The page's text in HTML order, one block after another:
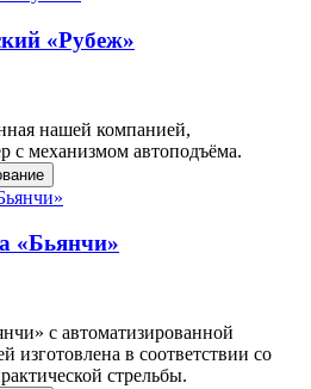
«Рубеж»
нашей компанией,
с механизмом автоподъёма.
«Бьянчи»
с автоматизированной
изготовлена в соответствии со
стрельбы.